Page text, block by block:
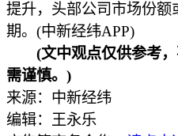
提升，头部公司市场份
期。(中新经纬APP)
(文中观点仅供参考
需谨慎。)
来源：中新经纬
编辑：王永乐